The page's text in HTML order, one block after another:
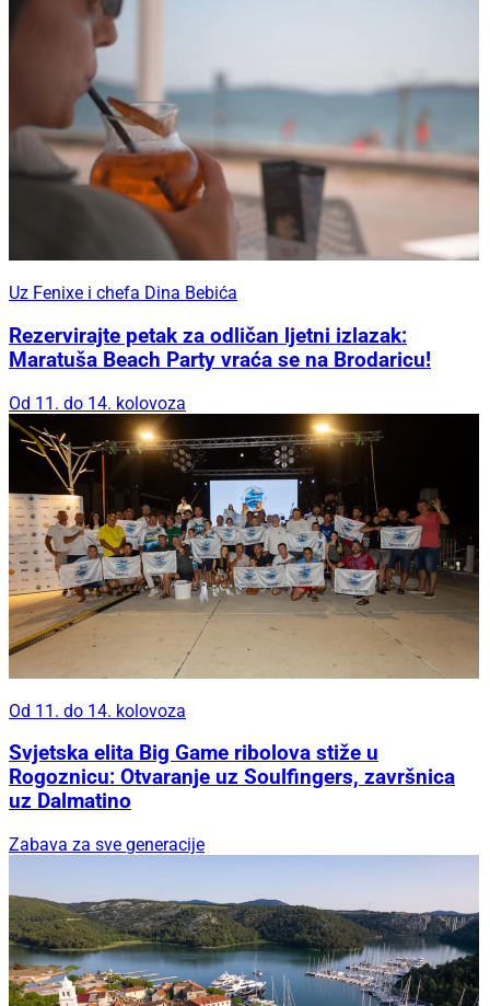
Uz Fenixe i chefa Dina Bebića
Rezervirajte petak za odličan ljetni izlazak:
Maratuša Beach Party vraća se na Brodaricu!
Od 11. do 14. kolovoza
Od 11. do 14. kolovoza
Svjetska elita Big Game ribolova stiže u
Rogoznicu: Otvaranje uz Soulfingers, završnica
uz Dalmatino
Zabava za sve generacije